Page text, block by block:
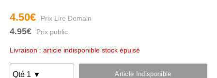
4.50€
4.95€
Livraison : article indisponible stock épuisé
Article Indisponible